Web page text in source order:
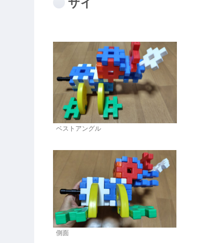
ベストアングル
側面